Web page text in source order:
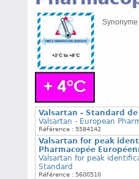
Valsartan - Standard
Valsartan - European
Référence : 5584142
Valsartan for peak
Pharmacopée
Valsartan for peak
Standard
Référence : 5600510